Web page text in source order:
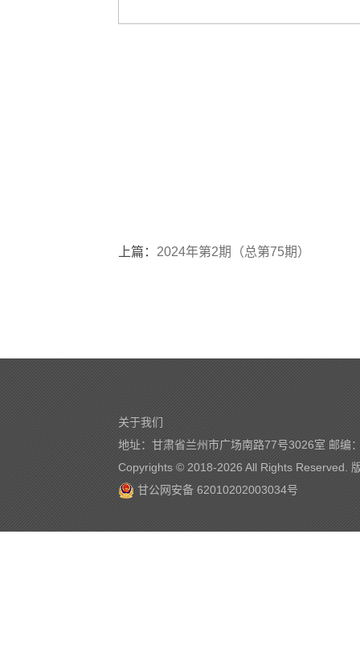
上篇： 2024年第2期（总第75期）
关于我们
地址：甘肃省兰州市广场南路77号3026室 邮编
Copyrights © 2018-2026 All Rights Reserved.
甘公网安备 62010202003034号